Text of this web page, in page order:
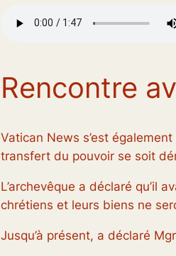
Rencontre
Vatican News s’est
transfert du pouvoir se soit
L’archevêque a déclaré qu’il
chrétiens et leurs biens ne
Jusqu’à présent, a déclaré